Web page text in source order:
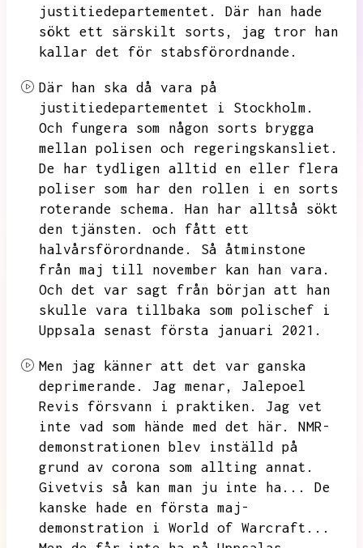
justitiedepartementet.
Där han hade
sökt ett särskilt sorts,
jag tror han
kallar det för stabsförordnande.
Där han ska då vara på
justitiedepartementet i Stockholm.
Och fungera som någon sorts brygga
mellan polisen och regeringskansliet.
De har tydligen alltid en eller flera
poliser som har den rollen i en sorts
roterande schema.
Han har alltså sökt
den tjänsten.
och fått ett
halvårsförordnande.
Så åtminstone
från maj till november kan han vara.
Och det var sagt från början att han
skulle vara tillbaka som polischef i
Uppsala senast första januari 2021.
Men jag känner att det var ganska
deprimerande.
Jag menar,
Jalepoel
Revis försvann i praktiken.
Jag vet
inte vad som hände med det här.
NMR-
demonstrationen blev inställd på
grund av corona som allting annat.
Givetvis så kan man ju inte ha...
De
kanske hade en första maj-
demonstration i World of Warcraft...